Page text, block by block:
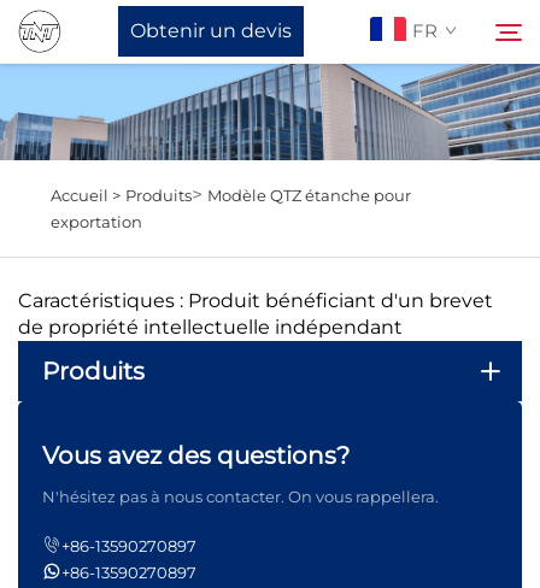
Obtenir un devis FR
À Propos De Nous
Produits
Actualités
Soutien
Contactez-Nous
Accueil > Produits> Modèle QTZ étanche pour
exportation
Caractéristiques : Produit bénéficiant d'un brevet
de propriété intellectuelle indépendant
Produits
Vous avez des questions?
N'hésitez pas à nous contacter. On vous rappellera.
+86-13590270897
+86-13590270897